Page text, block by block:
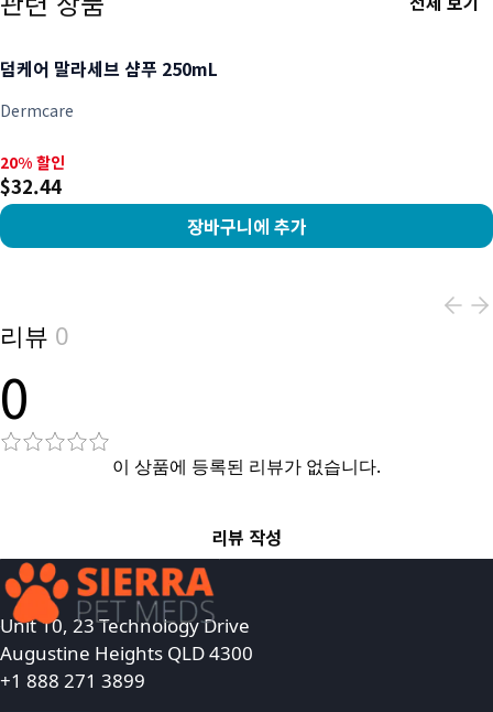
덤케어 말라세브 샴푸 250mL
Dermcare
20% 할인, $32.44
20% 할인
$32.44
장바구니에 추가
리뷰 0
0
이 상품에 등록된 리뷰가 없습니다.
리뷰 작성
Unit 10, 23 Technology Drive
Augustine Heights QLD 4300
+1 888 271 3899